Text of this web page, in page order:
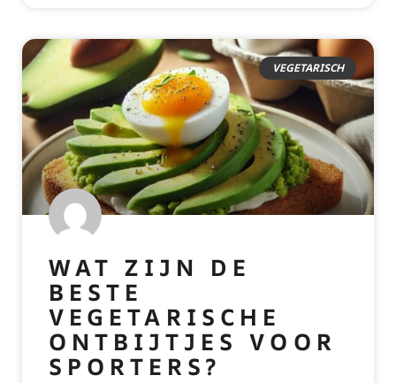
VEGETARISCH
WAT ZIJN DE
BESTE
VEGETARISCHE
ONTBIJTJES VOOR
SPORTERS?